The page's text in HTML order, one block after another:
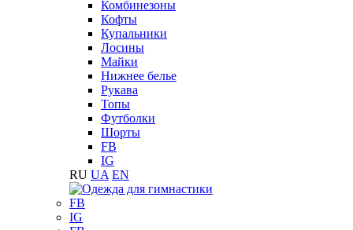
Комбинезоны
Кофты
Купальники
Лосины
Майки
Нижнее белье
Рукава
Топы
Футболки
Шорты
FB
IG
RU UA EN
FB
IG